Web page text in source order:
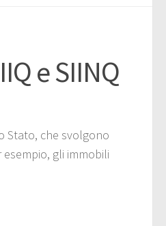
e SIINQ
Stato, che svolgono
gli immobili